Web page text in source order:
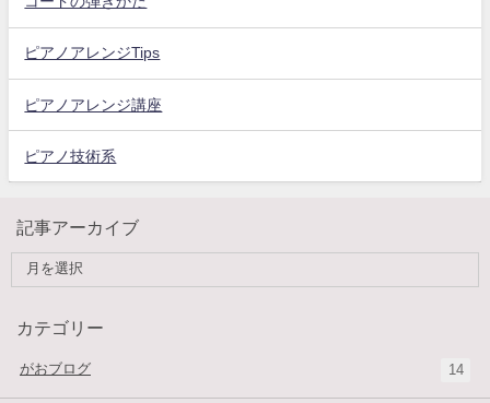
ピアノアレンジTips
ピアノアレンジ講座
ピアノ技術系
記事アーカイブ
カテゴリー
がおブログ 14